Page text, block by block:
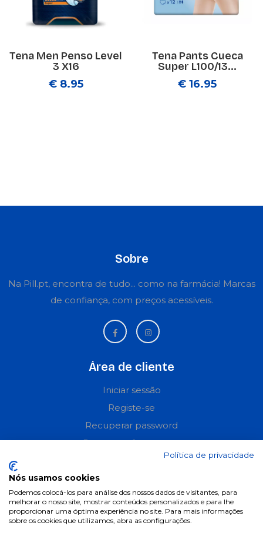
Tena Men Penso Level
3 X16
€ 8.95
Tena Pants Cueca
Super L100/13...
€ 16.95
Sobre
Na Pill.pt, encontra de tudo... como na farmácia! Marcas
de confiança, com preços acessíveis.
Área de cliente
Iniciar sessão
Registe-se
Recuperar password
Perguntas frequentes
Informações
Termos & Condições
Política de privacidade
Política de privacidade
Nós usamos cookies
Podemos colocá-los para análise dos nossos dados de visitantes, para
melhorar o nosso site, mostrar conteúdos personalizados e para lhe
proporcionar uma óptima experiência no site. Para mais informações
sobre os cookies que utilizamos, abra as configurações.